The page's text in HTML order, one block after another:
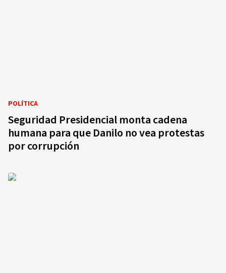
POLÍTICA
Seguridad Presidencial monta cadena
humana para que Danilo no vea protestas
por corrupción